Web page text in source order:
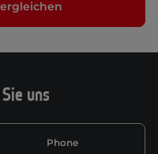
uns
Phone